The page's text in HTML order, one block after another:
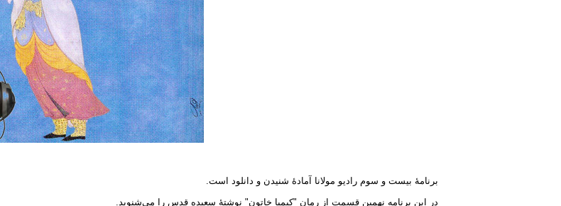
برنامهٔ بیست و سوم رادیو مولانا آمادهٔ شنیدن و دانلود است.
در این برنامه نهمین قسمت از رمان "کیمیا خاتون" نوشتهٔ سعیده قدس را می‌شنوید.